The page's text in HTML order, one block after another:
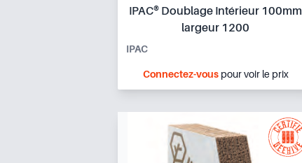
IPAC® Doublage Intérieur 100mm
largeur 1200
IPAC
Connectez-vouspour voir le prix